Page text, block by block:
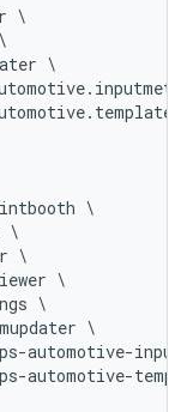
.
. templates
-automotive-
-automotive-